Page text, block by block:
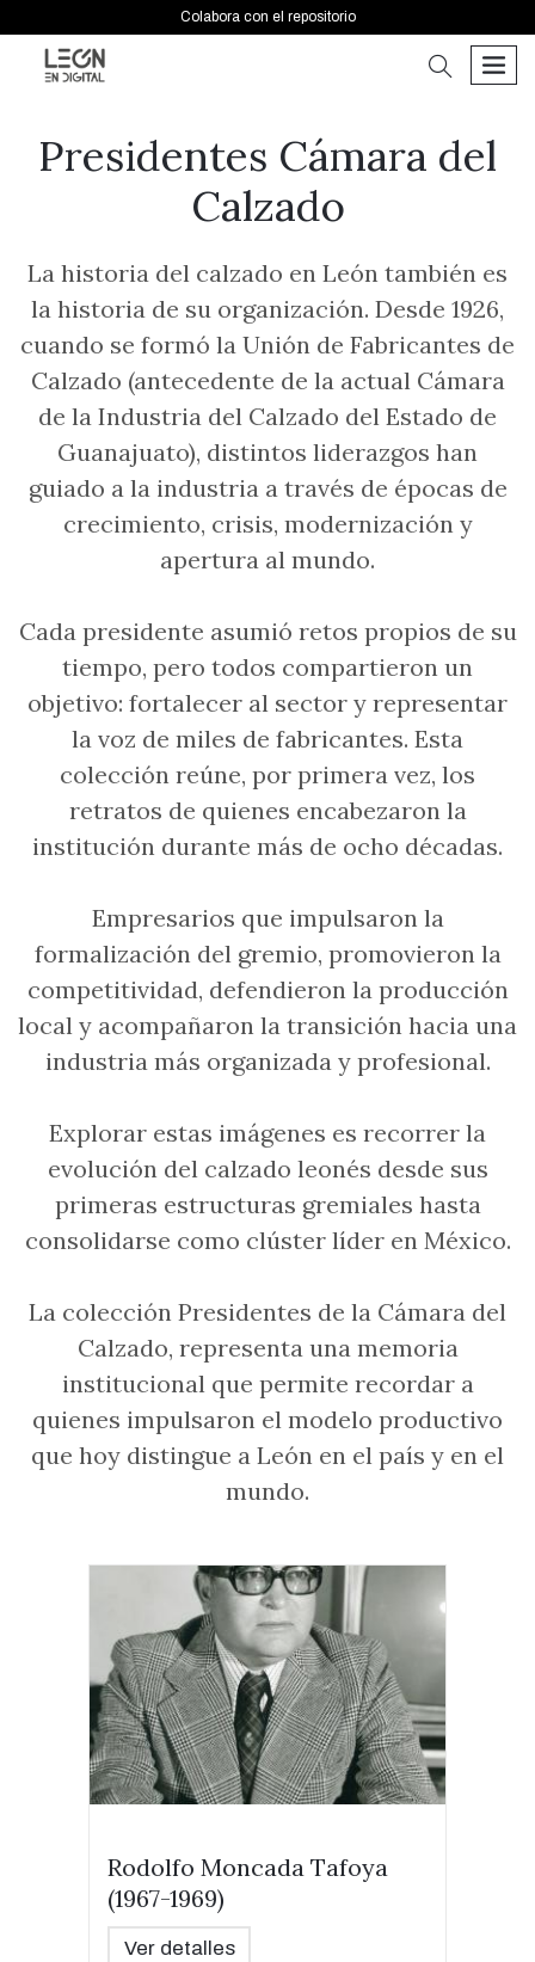
Colabora con el repositorio
buscar
Presidentes Cámara del
Calzado
La historia del calzado en León también es
la historia de su organización. Desde 1926,
cuando se formó la Unión de Fabricantes de
Calzado (antecedente de la actual Cámara
de la Industria del Calzado del Estado de
Guanajuato), distintos liderazgos han
guiado a la industria a través de épocas de
crecimiento, crisis, modernización y
apertura al mundo.
Cada presidente asumió retos propios de su
tiempo, pero todos compartieron un
objetivo: fortalecer al sector y representar
la voz de miles de fabricantes. Esta
colección reúne, por primera vez, los
retratos de quienes encabezaron la
institución durante más de ocho décadas.
Empresarios que impulsaron la
formalización del gremio, promovieron la
competitividad, defendieron la producción
local y acompañaron la transición hacia una
industria más organizada y profesional.
Explorar estas imágenes es recorrer la
evolución del calzado leonés desde sus
primeras estructuras gremiales hasta
consolidarse como clúster líder en México.
La colección Presidentes de la Cámara del
Calzado, representa una memoria
institucional que permite recordar a
quienes impulsaron el modelo productivo
que hoy distingue a León en el país y en el
mundo.
Rodolfo Moncada Tafoya
(1967-1969)
Ver detalles